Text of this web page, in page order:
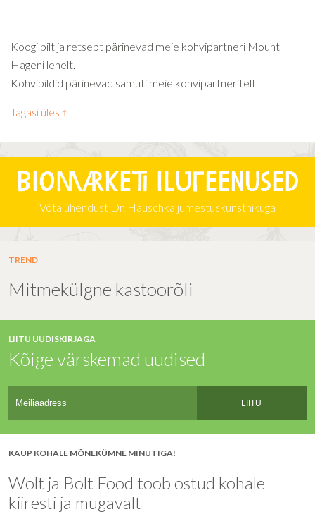
Koogi pilt ja retsept pärinevad meie kohvipartneri Mount
Hageni lehelt.
Kohvipildid pärinevad samuti meie kohvipartneritelt.
Tagasi üles ↑
Biomarketi iluteenused
Võta ühendust Dr. Hauschka jumestuskunstnikuga
TREND
Mitmekülgne kastoorõli
LIITU UUDISKIRJAGA
Kõige värskemad uudised
LIITU
KAUP KOHALE MÕNEKÜMNE MINUTIGA!
Wolt ja Bolt Food toob ostud kohale
kiiresti ja mugavalt